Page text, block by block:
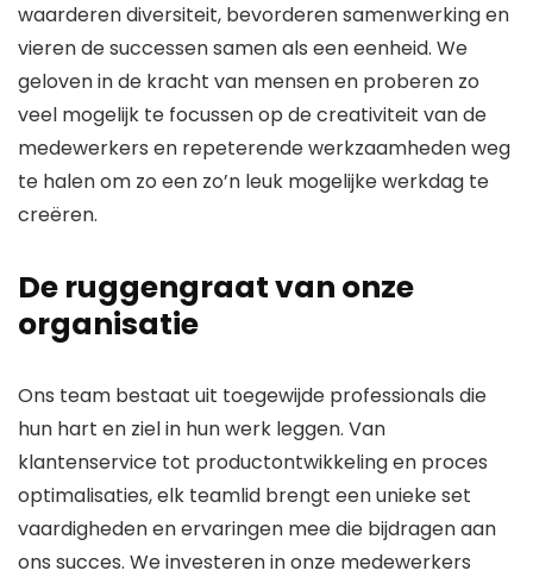
waarderen diversiteit, bevorderen samenwerking en
vieren de successen samen als een eenheid. We
geloven in de kracht van mensen en proberen zo
veel mogelijk te focussen op de creativiteit van de
medewerkers en repeterende werkzaamheden weg
te halen om zo een zo’n leuk mogelijke werkdag te
creëren.
De ruggengraat van onze
organisatie
Ons team bestaat uit toegewijde professionals die
hun hart en ziel in hun werk leggen. Van
klantenservice tot productontwikkeling en proces
optimalisaties, elk teamlid brengt een unieke set
vaardigheden en ervaringen mee die bijdragen aan
ons succes. We investeren in onze medewerkers